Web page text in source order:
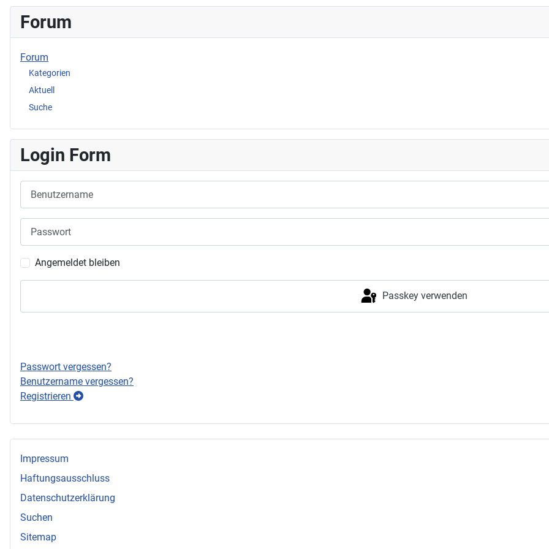
Forum
Forum
Kategorien
Aktuell
Suche
Login Form
Angemeldet bleiben
Passkey verwenden
Passwort vergessen?
Benutzername vergessen?
Registrieren
Impressum
Haftungsausschluss
Datenschutzerklärung
Suchen
Sitemap